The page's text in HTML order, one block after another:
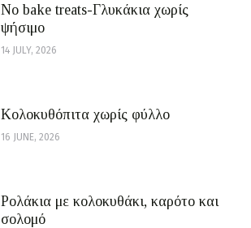
No bake treats-Γλυκάκια χωρίς
ψήσιμο
14 JULY, 2026
Κολοκυθόπιτα χωρίς φύλλο
16 JUNE, 2026
Ρολάκια με κολοκυθάκι, καρότο και
σολομό